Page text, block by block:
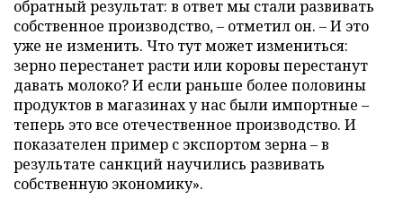
обратный результат: в ответ мы стали развивать
собственное производство, – отметил он. – И это
уже не изменить. Что тут может измениться:
зерно перестанет расти или коровы перестанут
давать молоко? И если раньше более половины
продуктов в магазинах у нас были импортные –
теперь это все отечественное производство. И
показателен пример с экспортом зерна – в
результате санкций научились развивать
собственную экономику».